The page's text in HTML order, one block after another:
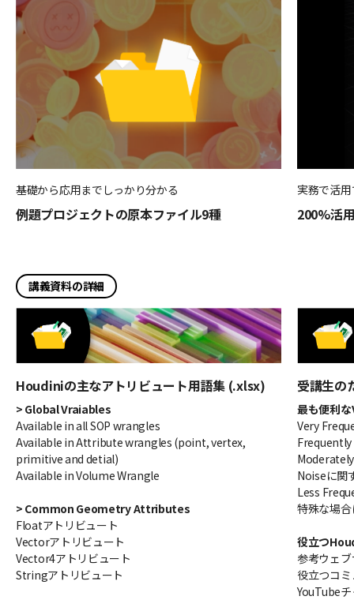
基礎から応用までしっかり分かる
例題プロジェクトの原本ファイル9種
実務で活
200%活
講義資料の詳細
Houdiniの主なアトリビュート用語集 (.xlsx)
> Global Vraiables
Available in all SOP wrangles
Available in Attribute wrangles (point, vertex,
primitive and detial)
Available in Volume Wrangle
> Common Geometry Attributes
Floatアトリビュート
Vectorアトリビュート
Vector4アトリビュート
Stringアトリビュート
受講生の
最も便利
Very
Noiseに関
Less
特殊な場
役立つ
参考ウェ
役立つコ
YouTube